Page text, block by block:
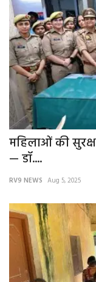
महिलाओं की
— डॉ....
RV9 NEWS Aug 5, 2025